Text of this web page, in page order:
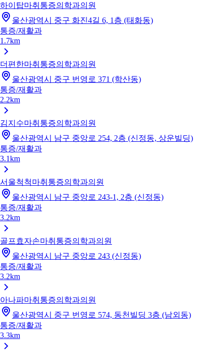
하이탑마취통증의학과의원
울산광역시 중구 화진4길 6, 1층 (태화동)
통증/재활과
1.7km
더편한마취통증의학과의원
울산광역시 중구 번영로 371 (학산동)
통증/재활과
2.2km
김지수마취통증의학과의원
울산광역시 남구 중앙로 254, 2층 (신정동, 상운빌딩)
통증/재활과
3.1km
서울척척마취통증의학과의원
울산광역시 남구 중앙로 243-1, 2층 (신정동)
통증/재활과
3.2km
골프효자손마취통증의학과의원
울산광역시 남구 중앙로 243 (신정동)
통증/재활과
3.2km
아나파마취통증의학과의원
울산광역시 중구 번영로 574, 동천빌딩 3층 (남외동)
통증/재활과
3.3km